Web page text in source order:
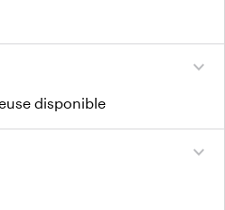
expand_more
disponible
expand_more